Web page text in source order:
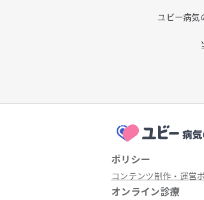
ユビー病気
ポリシー
コンテンツ制作・運営
オンライン診療